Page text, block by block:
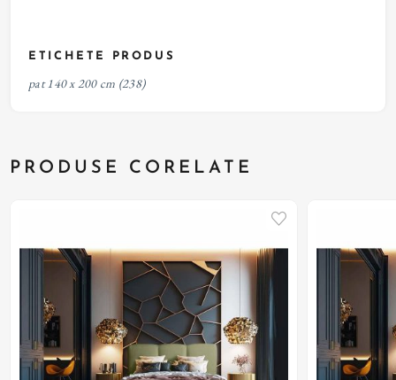
ETICHETE PRODUS
pat 140 x 200 cm (238)
PRODUSE CORELATE